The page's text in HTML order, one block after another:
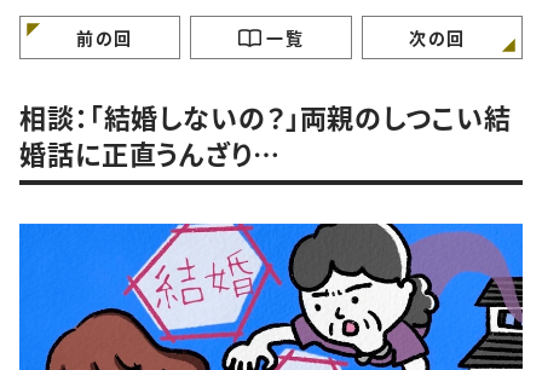
けていますか？ ガンバラナイ人生相
前の回 一覧 次の回
相談：「結婚しないの？」両親のしつこい結
婚話に正直うんざり…